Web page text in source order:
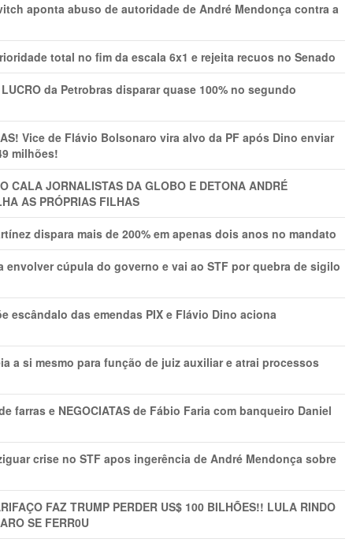
aponta abuso de autoridade de André Mendonça contra a
total no fim da escala 6x1 e rejeita recuos no Senado
da Petrobras disparar quase 100% no segundo
Vice de Flávio Bolsonaro vira alvo da PF após Dino enviar
milhões!
CALA JORNALISTAS DA GLOBO E DETONA ANDRÉ
AS PRÓPRIAS FILHAS
dispara mais de 200% em apenas dois anos no mandato
envolver cúpula do governo e vai ao STF por quebra de sigilo
escândalo das emendas PIX e Flávio Dino aciona
a si mesmo para função de juiz auxiliar e atrai processos
farras e NEGOCIATAS de Fábio Faria com banqueiro Daniel
crise no STF apos ingerência de André Mendonça sobre
FAZ TRUMP PERDER US$ 100 BILHÕES!! LULA RINDO
SE FERR0U